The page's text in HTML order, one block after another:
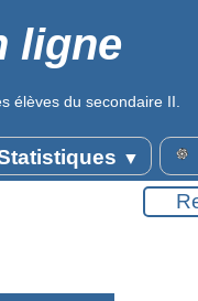
ligne
élèves du secondaire II.
▼